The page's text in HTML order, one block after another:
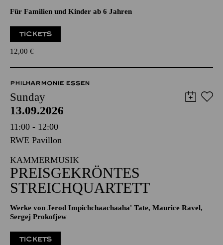
Für Familien und Kinder ab 6 Jahren
TICKETS
12,00 €
PHILHARMONIE ESSEN
Sunday
13.09.2026
11:00 - 12:00
RWE Pavillon
KAMMERMUSIK
PREISGEKRÖNTES
STREICHQUARTETT
Werke von Jerod Impichchaachaaha' Tate, Maurice Ravel,
Sergej Prokofjew
TICKETS